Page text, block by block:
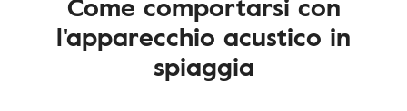
l'apparecchio acustico in
spiaggia